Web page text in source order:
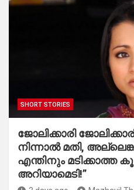
SHORT STORIES
ജോലിക്കാരി
നിന്നാൽ മതി,
എന്തിനും മടിക്കാത്ത
അറിയാമെടി!”